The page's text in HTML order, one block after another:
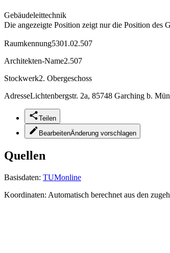
Gebäudeleittechnik
Die angezeigte Position zeigt nur die Position des
Raumkennung5301.02.507
Architekten-Name2.507
Stockwerk2. Obergeschoss
AdresseLichtenbergstr. 2a, 85748 Garching b.
Teilen
BearbeitenÄnderung vorschlagen
Quellen
Basisdaten: TUMonline
Koordinaten: Automatisch berechnet aus den